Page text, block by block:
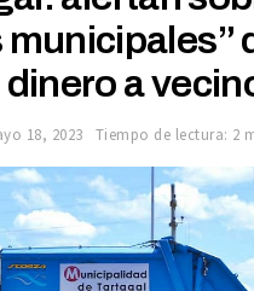
municipales”
a
18, 2023 Tiempo de lectura: 2